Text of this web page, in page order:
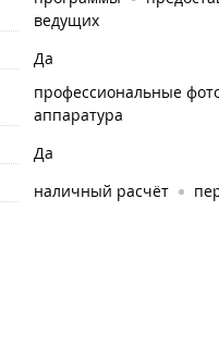
ведущих
Да
профессиональные
аппаратура
Да
наличный расчёт